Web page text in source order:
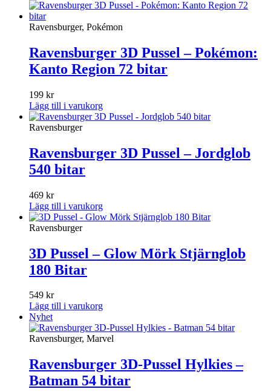
Ravensburger, Pokémon
Ravensburger 3D Pussel – Pokémon:
Kanto Region 72 bitar
199 kr
Lägg till i varukorg
Ravensburger
Ravensburger 3D Pussel – Jordglob
540 bitar
469 kr
Lägg till i varukorg
Ravensburger
3D Pussel – Glow Mörk Stjärnglob
180 Bitar
549 kr
Lägg till i varukorg
Nyhet
Ravensburger, Marvel
Ravensburger 3D-Pussel Hylkies –
Batman 54 bitar